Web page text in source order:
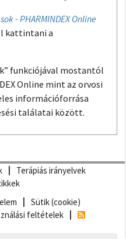
- PHARMINDEX Online
kattintani a
funkciójával mostantól
Online mint az orvosi
információforrása
találatai között.
Terápiás irányelvek
Sütik (cookie)
feltételek